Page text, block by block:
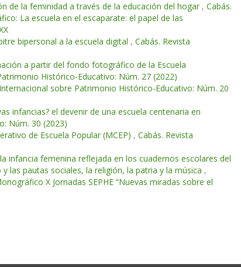
de la feminidad a través de la educación del hogar , Cabás.
La escuela en el escaparate: el papel de las
bipersonal a la escuela digital , Cabás. Revista
a partir del fondo fotográfico de la Escuela
Histórico-Educativo: Núm. 27 (2022)
sobre Patrimonio Histórico-Educativo: Núm. 20
infancias? el devenir de una escuela centenaria en
Núm. 30 (2023)
de Escuela Popular (MCEP) , Cabás. Revista
infancia femenina reflejada en los cuadernos escolares del
las pautas sociales, la religión, la patria y la música ,
X Jornadas SEPHE “Nuevas miradas sobre el